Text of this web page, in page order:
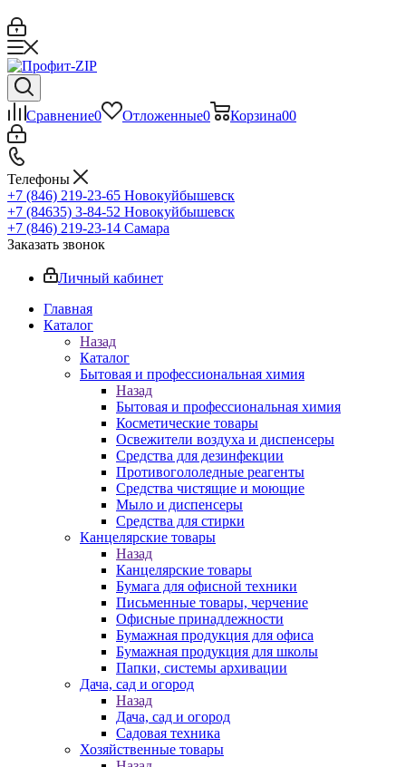
Сравнение0 Отложенные0 Корзина00
Телефоны
+7 (846) 219-23-65 Новокуйбышевск
+7 (84635) 3-84-52 Новокуйбышевск
+7 (846) 219-23-14 Самара
Заказать звонок
Личный кабинет
Главная
Каталог
Назад
Каталог
Бытовая и профессиональная химия
Назад
Бытовая и профессиональная химия
Косметические товары
Освежители воздуха и диспенсеры
Средства для дезинфекции
Противогололедные реагенты
Средства чистящие и моющие
Мыло и диспенсеры
Средства для стирки
Канцелярские товары
Назад
Канцелярские товары
Бумага для офисной техники
Письменные товары, черчение
Офисные принадлежности
Бумажная продукция для офиса
Бумажная продукция для школы
Папки, системы архивации
Дача, сад и огород
Назад
Дача, сад и огород
Садовая техника
Хозяйственные товары